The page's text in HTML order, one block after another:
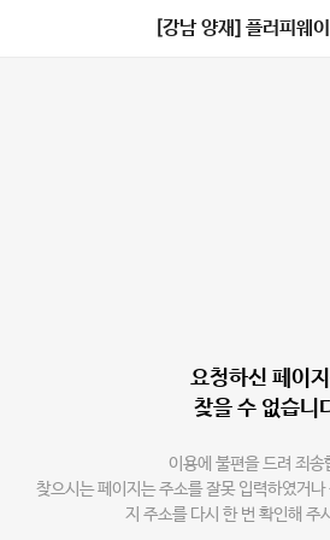
[강남 양재] 플러피웨
요청하신 페이
찾을 수 없습니
이용에 불편을 드려 죄송
찾으시는 페이지는 주소를 잘못 입력하였거나
지 주소를 다시 한 번 확인해 주